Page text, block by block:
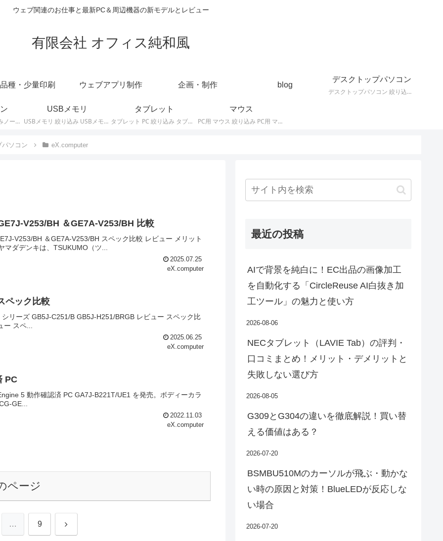
ウェブ関連のお仕事と最新PC＆周辺機器の新モデルとレビュー
有限会社 オフィス純和風
種・少量印刷 ウェブアプリ制作 企画・制作 blog
デスクトップパソコン
デスクトップパソコン 絞り込み デスクトップPCの最新モデルやスペック・仕様に関する情報。
ノートパソコン 絞り込みノートPCの最新モデルやスペック・仕様に関する情報。
USBメモリ
USBメモリ 絞り込み USBメモリの最新モデルやスペック・仕様に関する情報。
タブレット
タブレット PC 絞り込み タブレットの最新モデルやスペック・仕様に関する情報。
マウス
PC用 マウス 絞り込み PC用 マウス 最新モデルやスペック・仕様に関する情報。ワイヤレスマウス、有線マウス、接続タイプなど。
パソコン eX.computer
V253/BH ＆GE7A-V253/BH 比較
V253/BH ＆GE7A-V253/BH スペック比較 レビュー メリット
ダデンキは、TSUKUMO（ツ...
2025.07.25
eX.computer
ペック比較
リーズ GB5J-C251/B GB5J-H251/BRGB レビュー スペック比
スペ...
2025.06.25
eX.computer
PC
5 動作確認済 PC GA7J-B221T/UE1 を発売。ボディーカラ
GE...
2022.11.03
eX.computer
ページ
… 9 次
最近の投稿
AIで背景を純白に！EC出品の画像加工
を自動化する「CircleReuse AI白抜き加
工ツール」の魅力と使い方
2026-08-06
NECタブレット（LAVIE Tab）の評判・
口コミまとめ！メリット・デメリットと
失敗しない選び方
2026-08-05
G309とG304の違いを徹底解説！買い替
える価値はある？
2026-07-20
BSMBU510Mのカーソルが飛ぶ・動かな
い時の原因と対策！BlueLEDが反応しな
い場合
2026-07-20